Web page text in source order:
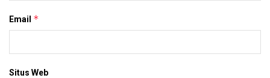
Email *
Situs Web